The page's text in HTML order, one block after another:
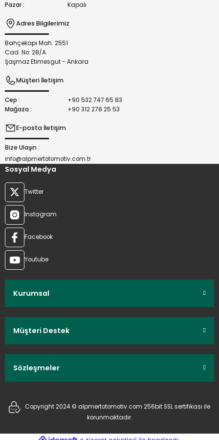
Pazar :
Kapalı
Adres Bilgilerimiz
Bahçekapı Mah. 2551
Cad. No: 28/A
Şaşmaz Etimesgut - Ankara
Müşteri İletişim
Cep :
+90 532 747 65 83
Mağaza :
+90 312 278 25 53
E-posta İletişim
Bize Ulaşın :
info@alpmertotomotiv.com.tr
Sosyal Medya
Twitter
Instagram
Facebook
Youtube
Kurumsal
Müşteri Destek
Sözleşmeler
Copyright 2024 © alpmertotomotiv.com 256bit SSL sertifikası ile
korunmaktadır.